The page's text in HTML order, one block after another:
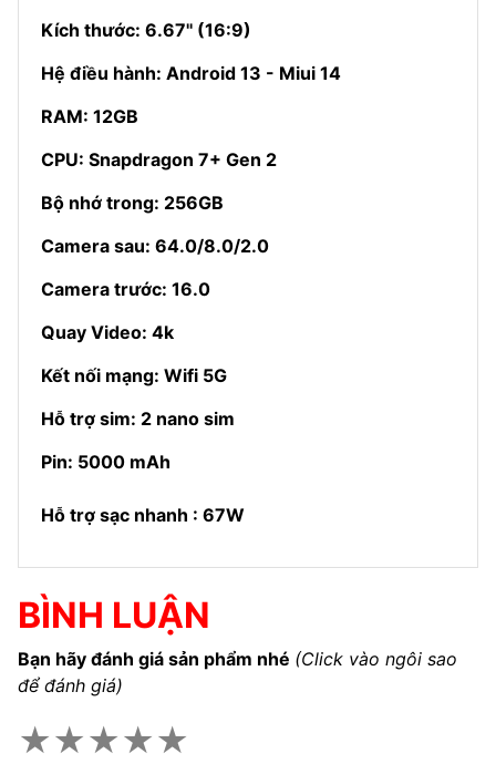
Kích thước: 6.67'' (16:9)
Hệ điều hành: Android 13 - Miui 14
RAM: 12GB
CPU: Snapdragon 7+ Gen 2
Bộ nhớ trong: 256GB
Camera sau: 64.0/8.0/2.0
Camera trước: 16.0
Quay Video: 4k
Kết nối mạng: Wifi 5G
Hỗ trợ sim: 2 nano sim
Pin: 5000 mAh
Hỗ trợ sạc nhanh : 67W
BÌNH LUẬN
Bạn hãy đánh giá sản phẩm nhé (Click vào ngôi sao
để đánh giá)
★★★★★